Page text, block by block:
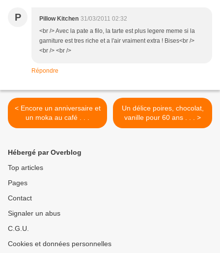
P Pillow Kitchen 31/03/2011 02:32
<br /> Avec la pate a filo, la tarte est plus legere meme si la
garniture est tres riche et a l'air vraiment extra ! Bises<br />
<br /> <br />
Répondre
< Encore un anniversaire et
un moka au café . . .
Un délice poires, chocolat,
vanille pour 60 ans . . . >
Hébergé par Overblog
Top articles
Pages
Contact
Signaler un abus
C.G.U.
Cookies et données personnelles